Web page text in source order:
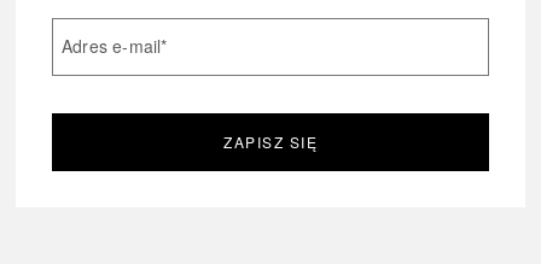
Adres e-mail*
ZAPISZ SIĘ